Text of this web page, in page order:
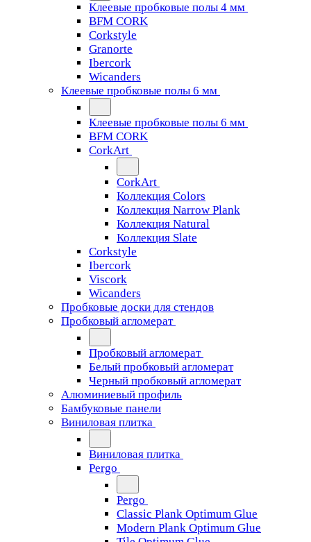
Клеевые пробковые полы 4 мм
BFM CORK
Corkstyle
Granorte
Ibercork
Wicanders
Клеевые пробковые полы 6 мм
Клеевые пробковые полы 6 мм
BFM CORK
CorkArt
CorkArt
Коллекция Colors
Коллекция Narrow Plank
Коллекция Natural
Коллекция Slate
Corkstyle
Ibercork
Viscork
Wicanders
Пробковые доски для стендов
Пробковый агломерат
Пробковый агломерат
Белый пробковый агломерат
Черный пробковый агломерат
Алюминиевый профиль
Бамбуковые панели
Виниловая плитка
Виниловая плитка
Pergo
Pergo
Classic Plank Optimum Glue
Modern Plank Optimum Glue